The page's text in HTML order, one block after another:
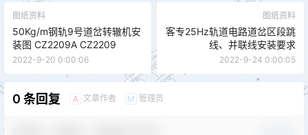
图纸资料
50Kg/m钢轨9号道岔转辙机安
装图 CZ2209A CZ2209
2022-9-20 0:00:06
图纸资料
客专25Hz轨道电路道岔区段跳
线、并联线安装要求
2022-9-24 0:00:05
0 条回复 A 文章作者 M 管理员